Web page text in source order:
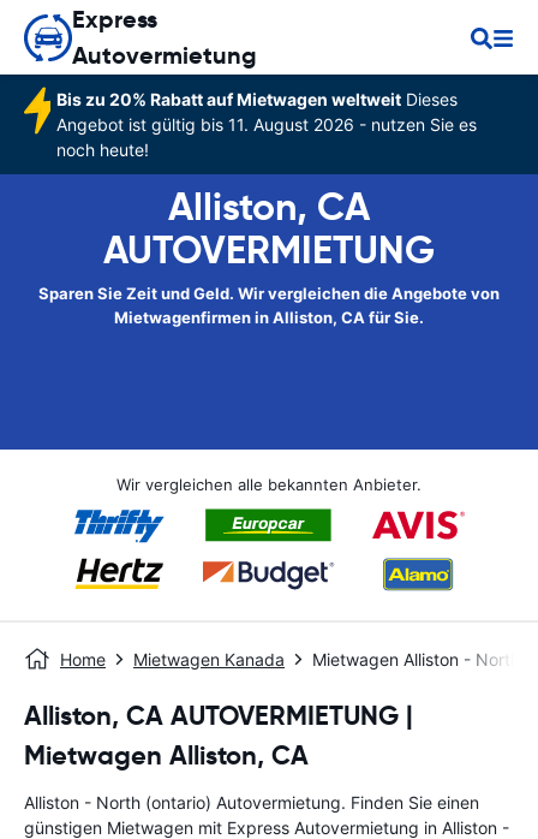
Express
Autovermietung
Bis zu 20% Rabatt auf Mietwagen weltweitDieses
Angebot ist gültig bis 11. August 2026 - nutzen Sie es
noch heute!
Alliston, CA
AUTOVERMIETUNG
Sparen Sie Zeit und Geld. Wir vergleichen die Angebote von
Mietwagenfirmen in Alliston, CA für Sie.
Wir vergleichen alle bekannten Anbieter.
Home Mietwagen Kanada Mietwagen Alliston - North
Alliston, CA AUTOVERMIETUNG |
Mietwagen Alliston, CA
Alliston - North (ontario) Autovermietung. Finden Sie einen
günstigen Mietwagen mit Express Autovermietung in Alliston -